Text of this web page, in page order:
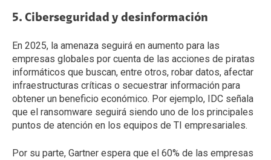
5. Ciberseguridad y desinformación
En 2025, la amenaza seguirá en aumento para las
empresas globales por cuenta de las acciones de piratas
informáticos que buscan, entre otros, robar datos, afectar
infraestructuras críticas o secuestrar información para
obtener un beneficio económico. Por ejemplo, IDC señala
que el ransomware seguirá siendo uno de los principales
puntos de atención en los equipos de TI empresariales.
Por su parte, Gartner espera que el 60% de las empresas